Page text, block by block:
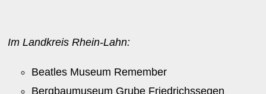
Im Landkreis Rhein-Lahn:
Beatles Museum Remember
Bergbaumuseum Grube Friedrichssegen